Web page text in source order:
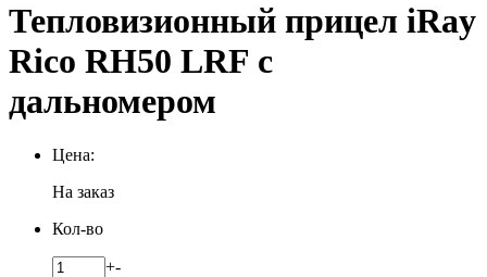
Тепловизионный прицел iRay
Rico RH50 LRF с
дальномером
Цена:
На заказ
Кол-во
+-